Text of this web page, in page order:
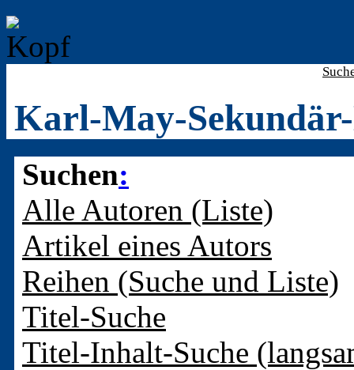
Karl-May-
Suchen:
Alle Autoren (Liste)
Artikel eines Autors
Reihen (Suche und Liste)
Titel-Suche
Titel-Inhalt-Suche